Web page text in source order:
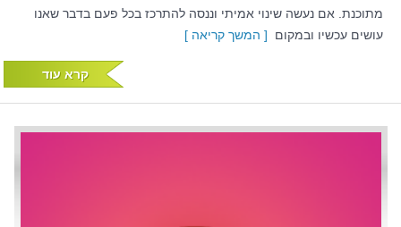
מתוכנת. אם נעשה שינוי אמיתי וננסה להתרכז בכל פעם בדבר שאנו
עושים עכשיו ובמקום [ המשך קריאה ]
קרא עוד